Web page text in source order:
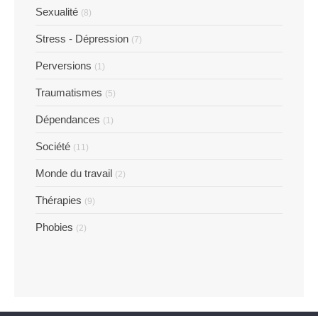
Sexualité (8)
Stress - Dépression (7)
Perversions (1)
Traumatismes (5)
Dépendances (1)
Société (11)
Monde du travail (2)
Thérapies (9)
Phobies (2)